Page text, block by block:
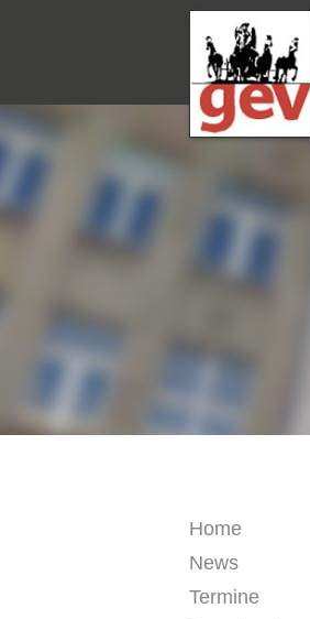
Home
News
Termine